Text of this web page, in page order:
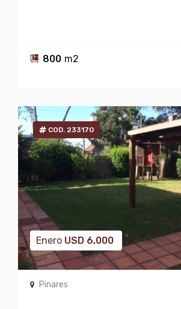
800 m2
COD. 233170
Enero USD 6,000
Pinares